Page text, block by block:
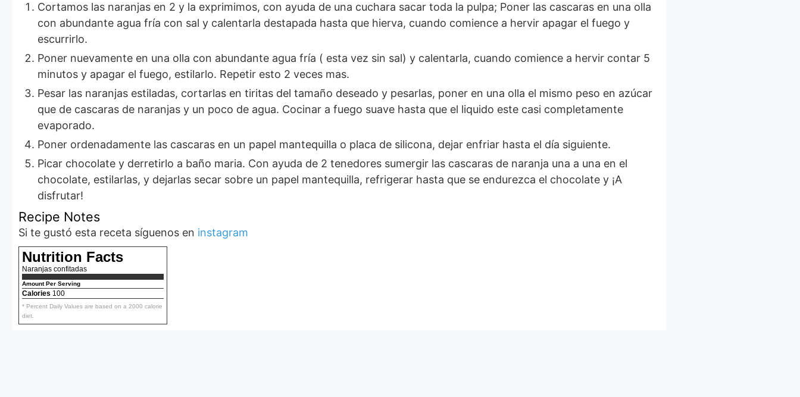
Cortamos las naranjas en 2 y la exprimimos, con ayuda de una cuchara sacar toda la pulpa; Poner las cascaras en una olla
con abundante agua fría con sal y calentarla destapada hasta que hierva, cuando comience a hervir apagar el fuego y
escurrirlo.
Poner nuevamente en una olla con abundante agua fría ( esta vez sin sal) y calentarla, cuando comience a hervir contar 5
minutos y apagar el fuego, estilarlo. Repetir esto 2 veces mas.
Pesar las naranjas estiladas, cortarlas en tiritas del tamaño deseado y pesarlas, poner en una olla el mismo peso en azúcar
que de cascaras de naranjas y un poco de agua. Cocinar a fuego suave hasta que el liquido este casi completamente
evaporado.
Poner ordenadamente las cascaras en un papel mantequilla o placa de silicona, dejar enfriar hasta el día siguiente.
Picar chocolate y derretirlo a baño maria. Con ayuda de 2 tenedores sumergir las cascaras de naranja una a una en el
chocolate, estilarlas, y dejarlas secar sobre un papel mantequilla, refrigerar hasta que se endurezca el chocolate y ¡A
disfrutar!
Recipe Notes
Si te gustó esta receta síguenos en instagram
Nutrition Facts
Naranjas confitadas
Amount Per Serving
Calories 100
* Percent Daily Values are based on a 2000 calorie
diet.